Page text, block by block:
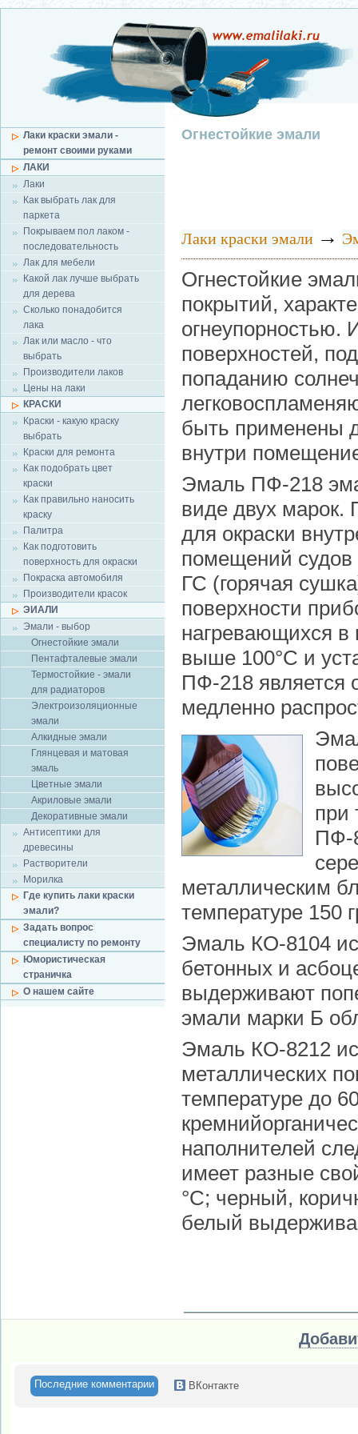
Лаки краски эмали -
ремонт своими руками
ЛАКИ
Лаки
Как выбрать лак для
паркета
Покрываем пол лаком -
последовательность
Лак для мебели
Какой лак лучше выбрать
для дерева
Сколько понадобится
лака
Лак или масло - что
выбрать
Производители лаков
Цены на лаки
КРАСКИ
Краски - какую краску
выбрать
Краски для ремонта
Как подобрать цвет
краски
Как правильно наносить
краску
Палитра
Как подготовить
поверхность для окраски
Покраска автомобиля
Производители красок
ЭИАЛИ
Эмали - выбор
Огнестойкие эмали
Пентафталевые эмали
Термостойкие - эмали
для радиаторов
Электроизоляционные
эмали
Алкидные эмали
Глянцевая и матовая
эмаль
Цветные эмали
Акриловые эмали
Декоративные эмали
Антисептики для
древесины
Растворители
Морилка
Где купить лаки краски
эмали?
Задать вопрос
специалисту по ремонту
Юмористическая
страничка
О нашем сайте
Огнестойкие эмали
Лаки краски эмали →
Огнестойкие
покрытий,
огнеупорностью.
поверхностей,
попаданию
быть применены
внутри
Эмаль ПФ-218
виде двух марок.
для окраски
помещений судов
ГС (горячая
поверхности
нагревающихся в
выше 100°С и
ПФ-218 является
медленно
при
ПФ-
металлическим
температуре 150
Эмаль КО-8104
бетонных и
выдерживают
эмали марки Б
Эмаль КО-8212
металлических
температуре до
наполнителей
имеет разные
°С; черный,
белый
Последние комментарии ВКонтакте